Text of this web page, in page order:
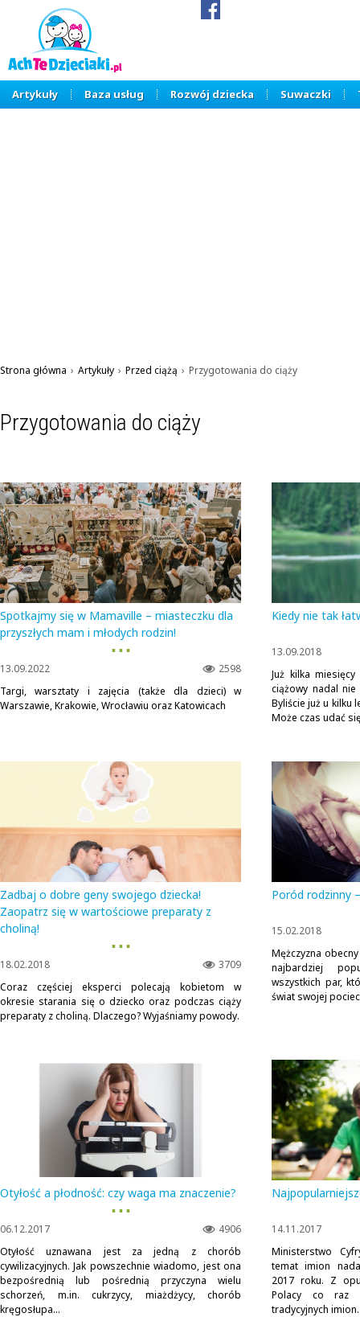
Artykuły Baza usług Rozwój dziecka Suwaczki
Strona główna › Artykuły › Przed ciążą › Przygotowania do ciąży
Przygotowania do ciąży
Spotkajmy się w Mamaville – miasteczku dla
przyszłych mam i młodych rodzin!
▪ ▪ ▪
2598
13.09.2022
Targi, warsztaty i zajęcia (także dla dzieci) w
Warszawie, Krakowie, Wrocławiu oraz Katowicach
Kiedy nie tak
13.09.2018
Już kilka
ciążowy nadal
Byliście już u kilku
Może czas udać
Zadbaj o dobre geny swojego dziecka!
Zaopatrz się w wartościowe preparaty z
choliną!
▪ ▪ ▪
3709
18.02.2018
Coraz częściej eksperci polecają kobietom w
okresie starania się o dziecko oraz podczas ciąży
preparaty z choliną. Dlaczego? Wyjaśniamy powody.
Poród rodzinny
15.02.2018
Mężczyzna
najbardziej
wszystkich par,
świat swojej
Otyłość a płodność: czy waga ma znaczenie?
▪ ▪ ▪
4906
06.12.2017
Otyłość uznawana jest za jedną z chorób
cywilizacyjnych. Jak powszechnie wiadomo, jest ona
bezpośrednią lub pośrednią przyczyna wielu
schorzeń, m.in. cukrzycy, miażdżycy, chorób
kręgosłupa...
14.11.2017
Ministerstwo
temat imion
2017 roku. Z
Polacy co raz
tradycyjnych imion.